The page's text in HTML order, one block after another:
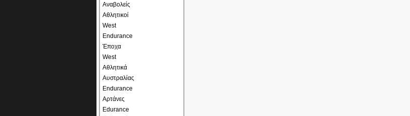
Αναβολείς
Αθλητικοί
West
Endurance
Έποχα
West
Αθλητικά
Αυστραλίας
Endurance
Αρτάνες
Edurance